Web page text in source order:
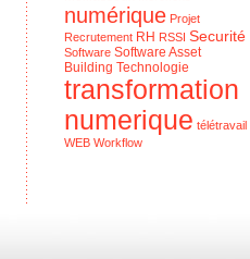
numérique Projet
Recrutement RH RSSI Securité
Software Software Asset
Building Technologie
transformation
numerique télétravail
WEB Workflow